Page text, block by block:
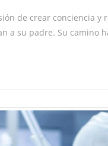
de crear conciencia
a su padre. Su camino